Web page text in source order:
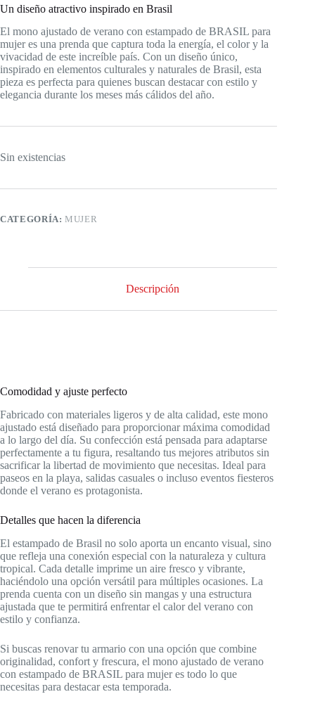
Un diseño atractivo inspirado en Brasil
El mono ajustado de verano con estampado de BRASIL para
mujer es una prenda que captura toda la energía, el color y la
vivacidad de este increíble país. Con un diseño único,
inspirado en elementos culturales y naturales de Brasil, esta
pieza es perfecta para quienes buscan destacar con estilo y
elegancia durante los meses más cálidos del año.
Sin existencias
CATEGORÍA:MUJER
Descripción
Comodidad y ajuste perfecto
Fabricado con materiales ligeros y de alta calidad, este mono
ajustado está diseñado para proporcionar máxima comodidad
a lo largo del día. Su confección está pensada para adaptarse
perfectamente a tu figura, resaltando tus mejores atributos sin
sacrificar la libertad de movimiento que necesitas. Ideal para
paseos en la playa, salidas casuales o incluso eventos fiesteros
donde el verano es protagonista.
Detalles que hacen la diferencia
El estampado de Brasil no solo aporta un encanto visual, sino
que refleja una conexión especial con la naturaleza y cultura
tropical. Cada detalle imprime un aire fresco y vibrante,
haciéndolo una opción versátil para múltiples ocasiones. La
prenda cuenta con un diseño sin mangas y una estructura
ajustada que te permitirá enfrentar el calor del verano con
estilo y confianza.
Si buscas renovar tu armario con una opción que combine
originalidad, confort y frescura, el mono ajustado de verano
con estampado de BRASIL para mujer es todo lo que
necesitas para destacar esta temporada.